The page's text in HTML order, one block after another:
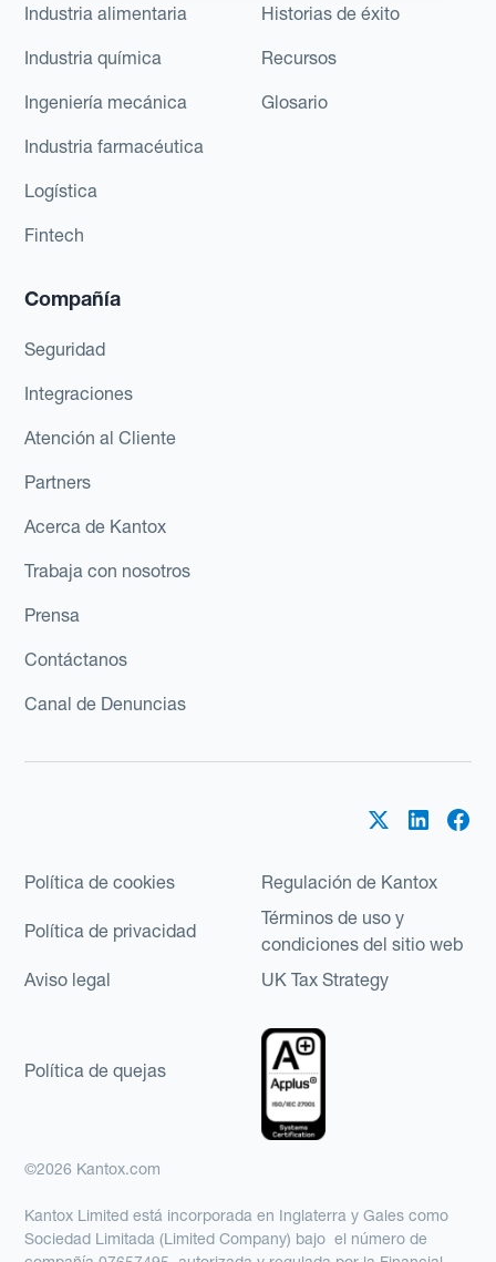
Industria alimentaria
Industria química
Ingeniería mecánica
Industria farmacéutica
Logística
Fintech
Historias de éxito
Recursos
Glosario
Compañía
Seguridad
Integraciones
Atención al Cliente
Partners
Acerca de Kantox
Trabaja con nosotros
Prensa
Contáctanos
Canal de Denuncias
Política de cookies Regulación de Kantox
Política de privacidad
Términos de uso y
condiciones del sitio web
Aviso legal
UK Tax Strategy
Política de quejas
©2026 Kantox.com
Kantox Limited está incorporada en Inglaterra y Gales como
Sociedad Limitada (Limited Company) bajo el número de